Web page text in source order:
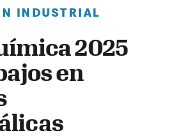
INDUSTRIAL
2025
en